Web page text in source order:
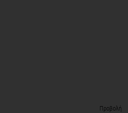
Προβολή